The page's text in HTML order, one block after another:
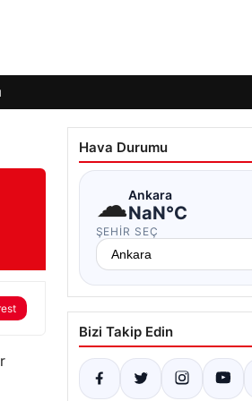
Hava Durumu
☁Ankara
NaN°C
ŞEHIR SEÇ
Bizi Takip Edin